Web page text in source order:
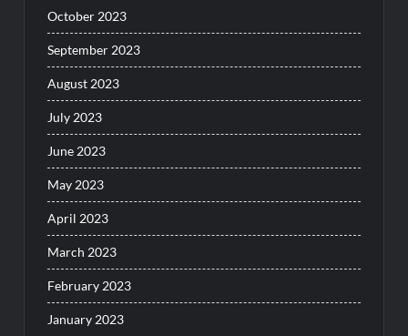
October 2023
September 2023
August 2023
July 2023
June 2023
May 2023
April 2023
March 2023
February 2023
January 2023